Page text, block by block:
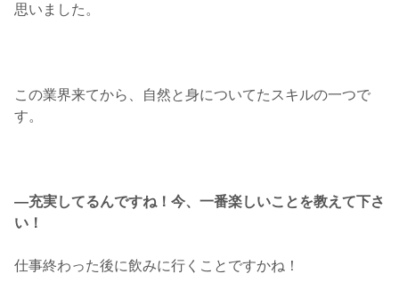
思いました。
この業界来てから、自然と身についてたスキルの一つで
す。
―充実してるんですね！今、一番楽しいことを教えて下さ
い！
仕事終わった後に飲みに行くことですかね！